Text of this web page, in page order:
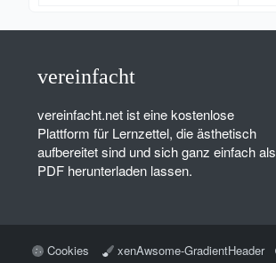
vereinfacht
vereinfacht.net ist eine kostenlose
Plattform für Lernzettel, die ästhetisch
aufbereitet sind und sich ganz einfach als
PDF herunterladen lassen.
Cookies xenAwsome-GradientHeader